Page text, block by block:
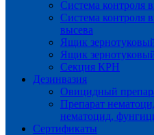
Система контроля
Система контроля
высева
Ящик
Ящик
Секция КРН
Дезинвазия
Овицидный
Препарат
нематоцид,
Сертификаты